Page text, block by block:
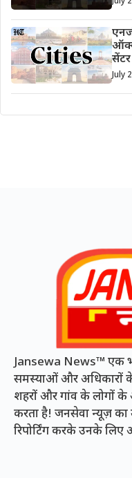
July
Jansewa News™ एक
समस्याओं और अधिकारों के
शहरों और गांव के लोगों
करता है! जनसेवा न्यूज़ का
रिपोर्टिंग करके उनके लिए